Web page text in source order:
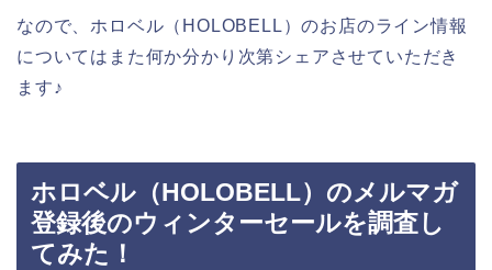
なので、ホロベル（HOLOBELL）のお店のライン情報
についてはまた何か分かり次第シェアさせていただき
ます♪
ホロベル（HOLOBELL）のメルマガ
登録後のウィンターセールを調査し
てみた！